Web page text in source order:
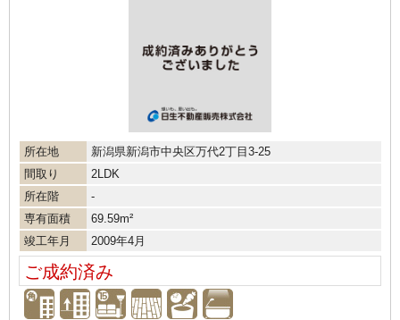
所在地
新潟県新潟市中央区万代2丁目3-25
間取り
2LDK
所在階
-
専有面積
69.59m²
竣工年月
2009年4月
ご成約済み